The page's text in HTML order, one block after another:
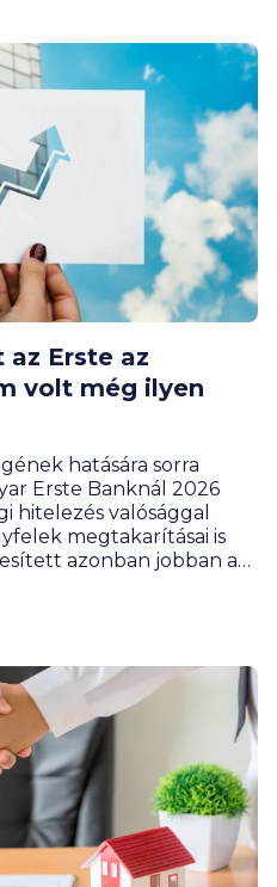
Erste az
volt még ilyen
hatására sorra
Erste Banknál 2026
hitelezés valósággal
megtakarításai is
azonban jobban a
új szabályai miatt van